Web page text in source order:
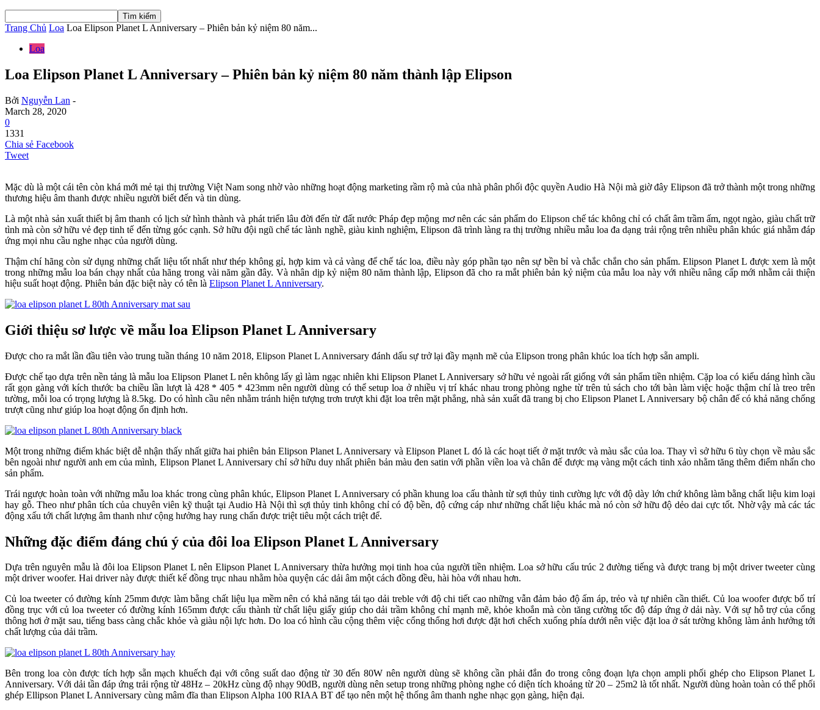
Trang Chủ Loa Loa Elipson Planet L Anniversary – Phiên bản kỷ niệm 80 năm...
Loa
Loa Elipson Planet L Anniversary – Phiên bản kỷ niệm 80 năm thành lập Elipson
Bởi Nguyễn Lan -
March 28, 2020
0
1331
Chia sẻ Facebook
Tweet
Mặc dù là một cái tên còn khá mới mẻ tại thị trường Việt Nam song nhờ vào những hoạt động marketing rầm rộ mà của nhà phân phối độc quyền Audio Hà Nội mà giờ đây Elipson đã trở thành một trong những
thương hiệu âm thanh được nhiều người biết đến và tin dùng.
Là một nhà sản xuất thiết bị âm thanh có lịch sử hình thành và phát triển lâu đời đến từ đất nước Pháp đẹp mộng mơ nên các sản phẩm do Elipson chế tác không chỉ có chất âm trầm ấm, ngọt ngào, giàu chất trữ
tình mà còn sở hữu vẻ đẹp tinh tế đến từng góc cạnh. Sở hữu đội ngũ chế tác lành nghề, giàu kinh nghiệm, Elipson đã trình làng ra thị trường nhiều mẫu loa đa dạng trải rộng trên nhiều phân khúc giá nhằm đáp
ứng mọi nhu cầu nghe nhạc của người dùng.
Thậm chí hãng còn sử dụng những chất liệu tốt nhất như thép không gỉ, hợp kim và cả vàng để chế tác loa, điều này góp phần tạo nên sự bền bỉ và chắc chắn cho sản phẩm. Elipson Planet L được xem là một
trong những mẫu loa bán chạy nhất của hãng trong vài năm gần đây. Và nhân dịp kỷ niệm 80 năm thành lập, Elipson đã cho ra mắt phiên bản kỷ niệm của mẫu loa này với nhiều nâng cấp mới nhằm cải thiện
hiệu suất hoạt động. Phiên bản đặc biệt này có tên là Elipson Planet L Anniversary.
Giới thiệu sơ lược về mẫu loa Elipson Planet L Anniversary
Được cho ra mắt lần đầu tiên vào trung tuần tháng 10 năm 2018, Elipson Planet L Anniversary đánh dấu sự trở lại đầy mạnh mẽ của Elipson trong phân khúc loa tích hợp sẵn ampli.
Được chế tạo dựa trên nền tảng là mẫu loa Elipson Planet L nên không lấy gì làm ngạc nhiên khi Elipson Planet L Anniversary sở hữu vẻ ngoài rất giống với sản phẩm tiền nhiệm. Cặp loa có kiểu dáng hình cầu
rất gọn gàng với kích thước ba chiều lần lượt là 428 * 405 * 423mm nên người dùng có thể setup loa ở nhiều vị trí khác nhau trong phòng nghe từ trên tủ sách cho tới bàn làm việc hoặc thậm chí là treo trên
tường, mỗi loa có trọng lượng là 8.5kg. Do có hình cầu nên nhằm tránh hiện tượng trơn trượt khi đặt loa trên mặt phẳng, nhà sản xuất đã trang bị cho Elipson Planet L Anniversary bộ chân đế có khả năng chống
trượt cũng như giúp loa hoạt động ổn định hơn.
Một trong những điểm khác biệt dễ nhận thấy nhất giữa hai phiên bản Elipson Planet L Anniversary và Elipson Planet L đó là các hoạt tiết ở mặt trước và màu sắc của loa. Thay vì sở hữu 6 tùy chọn về màu sắc
bên ngoài như người anh em của mình, Elipson Planet L Anniversary chỉ sở hữu duy nhất phiên bản màu đen satin với phần viền loa và chân đế được mạ vàng một cách tinh xảo nhằm tăng thêm điểm nhấn cho
sản phẩm.
Trái ngược hoàn toàn với những mẫu loa khác trong cùng phân khúc, Elipson Planet L Anniversary có phần khung loa cấu thành từ sợi thủy tinh cường lực với độ dày lớn chứ không làm bằng chất liệu kim loại
hay gỗ. Theo như phân tích của chuyên viên kỹ thuật tại Audio Hà Nội thì sợi thủy tinh không chỉ có độ bền, độ cứng cáp như những chất liệu khác mà nó còn sở hữu độ dẻo dai cực tốt. Nhờ vậy mà các tác
động xấu tới chất lượng âm thanh như cộng hưởng hay rung chấn được triệt tiêu một cách triệt để.
Những đặc điểm đáng chú ý của đôi loa Elipson Planet L Anniversary
Dựa trên nguyên mẫu là đôi loa Elipson Planet L nên Elipson Planet L Anniversary thừa hưởng mọi tinh hoa của người tiền nhiệm. Loa sở hữu cấu trúc 2 đường tiếng và được trang bị một driver tweeter cùng
một driver woofer. Hai driver này được thiết kế đồng trục nhau nhằm hòa quyện các dải âm một cách đồng đều, hài hòa với nhau hơn.
Củ loa tweeter có đường kính 25mm được làm bằng chất liệu lụa mềm nên có khả năng tái tạo dải treble với độ chi tiết cao những vẫn đảm bảo độ ấm áp, trẻo và tự nhiên cần thiết. Củ loa woofer được bố trí
đồng trục với củ loa tweeter có đường kính 165mm được cấu thành từ chất liệu giấy giúp cho dải trầm không chỉ mạnh mẽ, khỏe khoắn mà còn tăng cường tốc độ đáp ứng ở dải này. Với sự hỗ trợ của cổng
thông hơi ở mặt sau, tiếng bass càng chắc khỏe và giàu nội lực hơn. Do loa có hình cầu cộng thêm việc cổng thổng hơi được đặt hơi chếch xuống phía dưới nên việc đặt loa ở sát tường không làm ảnh hưởng tới
chất lượng của dải trầm.
Bên trong loa còn được tích hợp sẵn mạch khuếch đại với công suất dao động từ 30 đến 80W nên người dùng sẽ không cần phải đắn đo trong công đoạn lựa chọn ampli phối ghép cho Elipson Planet L
Anniversary. Với dải tần đáp ứng trải rộng từ 48Hz – 20kHz cùng độ nhạy 90dB, người dùng nên setup trong những phòng nghe có diện tích khoảng từ 20 – 25m2 là tốt nhất. Người dùng hoàn toàn có thể phối
ghép Ellipson Planet L Anniversary cùng mâm đĩa than Elipson Alpha 100 RIAA BT để tạo nên một hệ thống âm thanh nghe nhạc gọn gàng, hiện đại.